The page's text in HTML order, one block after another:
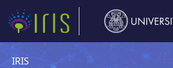
IRIS